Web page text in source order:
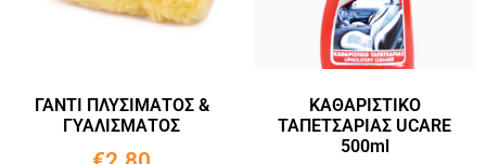
ΓΑΝΤΙ ΠΛΥΣΙΜΑΤΟΣ &
ΓΥΑΛΙΣΜΑΤΟΣ
ΚΑΘΑΡΙΣΤΙΚΟ
ΤΑΠΕΤΣΑΡΙΑΣ UCARE
500ml